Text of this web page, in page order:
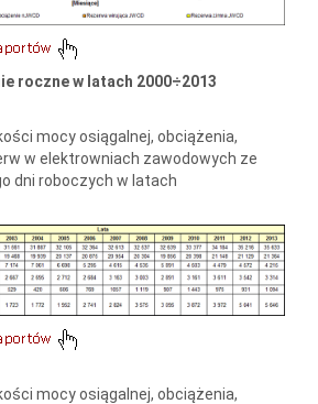
roczne w latach 2000÷2013
mocy osiągalnej, obciążenia,
w elektrowniach zawodowych ze
dni roboczych w latach
mocy osiągalnej, obciążenia,